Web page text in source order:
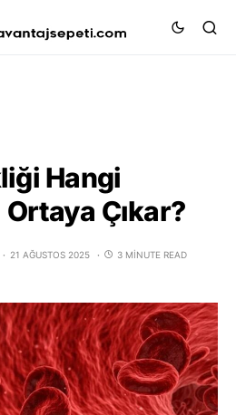
Hangi
Çıkar?
21 AĞUSTOS 2025 3 MINUTE READ